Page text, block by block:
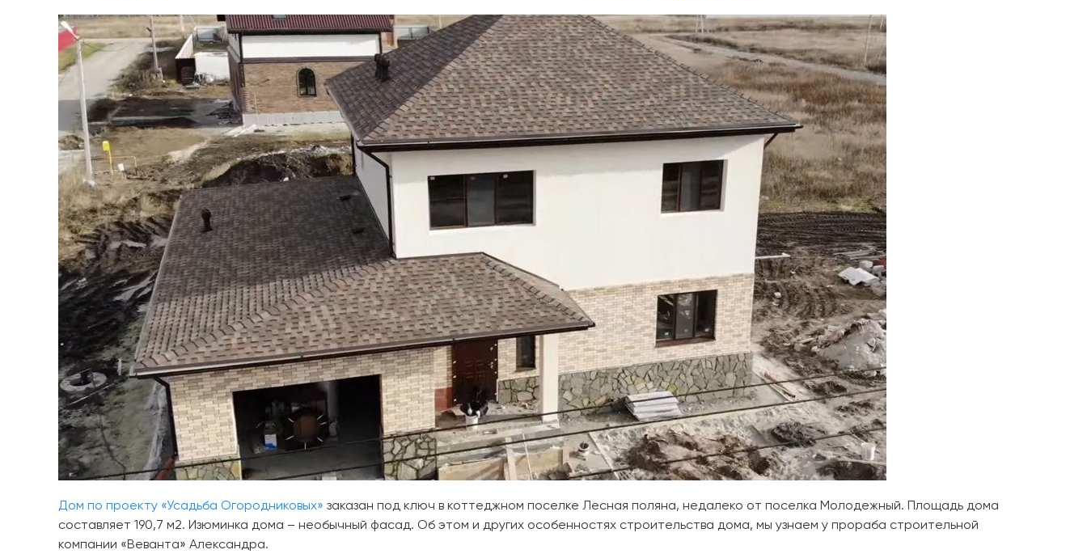
Дом по проекту «Усадьба Огородниковых» заказан под ключ в коттеджном поселке Лесная поляна, недалеко от поселка Молодежный. Площадь дома
составляет 190,7 м2. Изюминка дома – необычный фасад. Об этом и других особенностях строительства дома, мы узнаем у прораба строительной
компании «Веванта» Александра.